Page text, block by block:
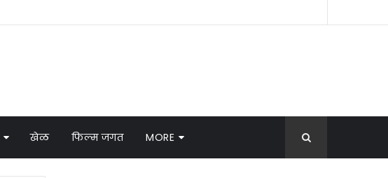
खेळ फिल्म जगत MORE